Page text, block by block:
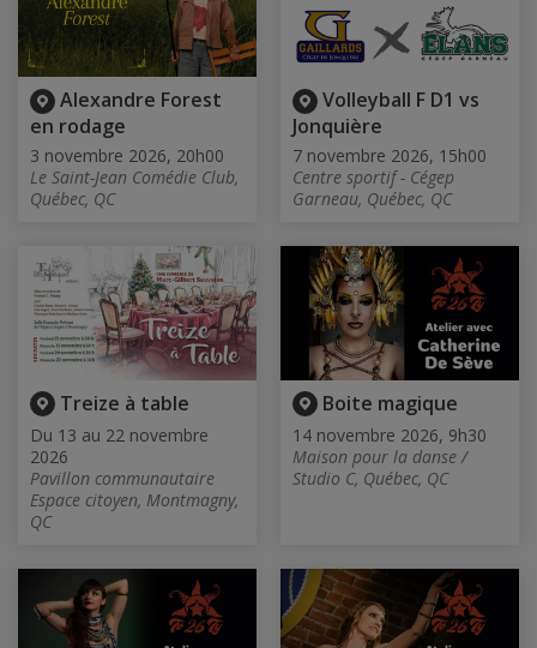
Alexandre Forest
en rodage
3 novembre 2026, 20h00
Le Saint-Jean Comédie Club,
Québec, QC
Volleyball F D1 vs
Jonquière
7 novembre 2026, 15h00
Centre sportif - Cégep
Garneau, Québec, QC
Treize à table
Du 13 au 22 novembre
2026
Pavillon communautaire
Espace citoyen, Montmagny,
QC
Boite magique
14 novembre 2026, 9h30
Maison pour la danse /
Studio C, Québec, QC